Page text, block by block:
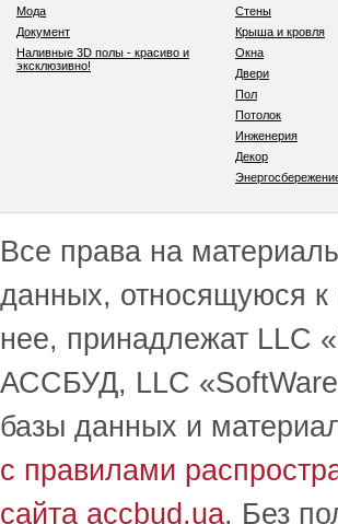
Мода
Документ
Наливные 3D полы - красиво и
эксклюзивно!
Стены
Крыша и кровля
Окна
Двери
Пол
Потолок
Инженерия
Декор
Все права на
данных, относящуюся к
нее, принадлежат LLC
АССБУД, LLC «SoftWare
базы данных и
с правилами
сайта accbud.ua. Без